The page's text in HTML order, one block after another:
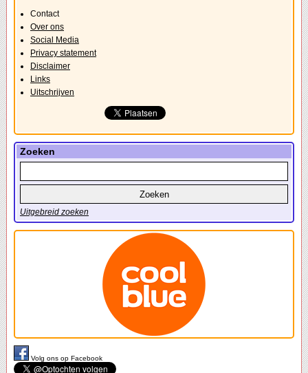
Contact
Over ons
Social Media
Privacy statement
Disclaimer
Links
Uitschrijven
Zoeken
Uitgebreid zoeken
Volg ons op Facebook